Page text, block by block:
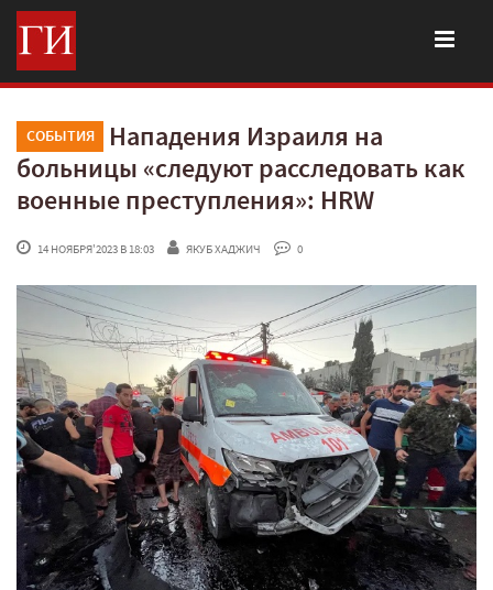
СОБЫТИЯ
Нападения Израиля на
больницы «следуют расследовать как
военные преступления»: HRW
14 НОЯБРЯ'2023 В 18:03 ЯКУБ ХАДЖИЧ 0